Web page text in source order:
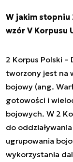
W jakim stopniu
wzór V Korpusu
2 Korpus Polski
tworzony jest na
bojowy (ang.
gotowości i
bojowych. W 2
do
ugrupowania
wykorzystania